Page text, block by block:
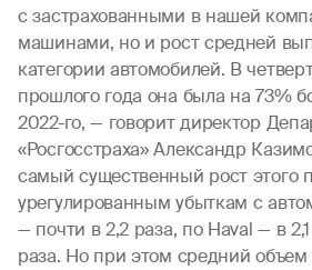
с застрахованными в нашей
машинами, но и рост средней
категории автомобилей. В
прошлого года она была на 73%
2022-го, — говорит директор
«Росгосстраха» Александр
самый существенный рост этого
урегулированным убыткам с
— почти в 2,2 раза, по Haval — в
раза. Но при этом средний объем